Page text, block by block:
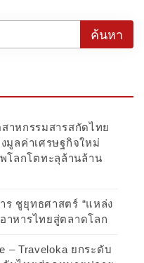
สาหกรรมสารสกัดไทย
มูลค่าเศรษฐกิจใหม่
โลกโตทะลุล้านล้าน
ร ชูยุทธศาสตร์ “แหล่ง
าหารไทยสู่ตลาดโลก
– Traveloka ยกระดับ